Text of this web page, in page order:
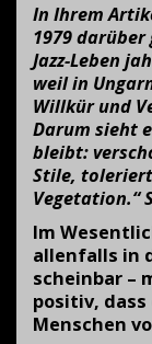
In Ihrem
1979 darüber
Jazz-Leben
weil in
Willkür und
Darum sieht
bleibt:
Stile,
Vegetation.“
Im
allenfalls in
scheinbar –
positiv,
Menschen